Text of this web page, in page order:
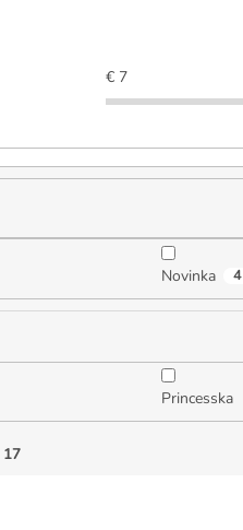
€ 7
Novinka 4
Princesska
17